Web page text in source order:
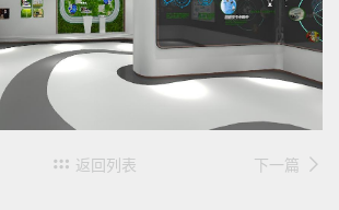
返回列表 下一篇